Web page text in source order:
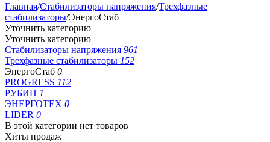
Главная/Стабилизаторы напряжения/Трехфазные
стабилизаторы/ЭнергоСтаб
Уточнить категорию
Уточнить категорию
Стабилизаторы напряжения 961
Трехфазные стабилизаторы 152
ЭнергоСтаб 0
PROGRESS 112
РУБИН 1
ЭНЕРГОТЕХ 0
LIDER 0
В этой категории нет товаров
Хиты продаж